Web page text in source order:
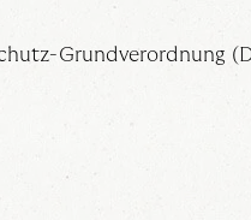
Grundverordnung